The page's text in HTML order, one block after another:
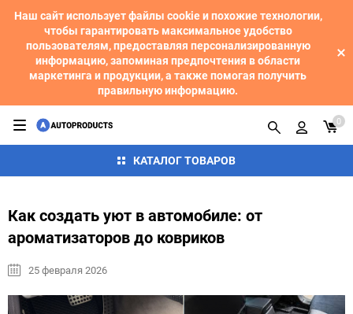
Наш сайт использует файлы cookie и похожие технологии,
чтобы гарантировать максимальное удобство
пользователям, предоставляя персонализированную
информацию, запоминая предпочтения в области
маркетинга и продукции, а также помогая получить
правильную информацию.
КАТАЛОГ ТОВАРОВ
0
Как создать уют в автомобиле: от
ароматизаторов до ковриков
25 февраля 2026